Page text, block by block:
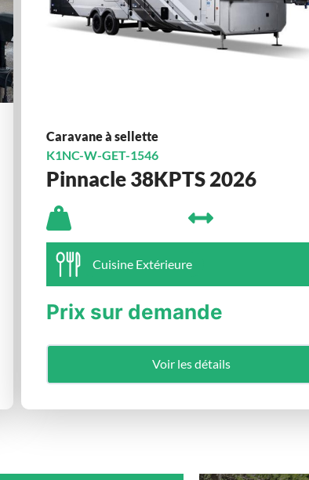
Caravane à sellette
K1NC-W-GET-1546
Pinnacle 38KPTS 2026
Cuisine Extérieure
Prix sur demande
Voir les détails